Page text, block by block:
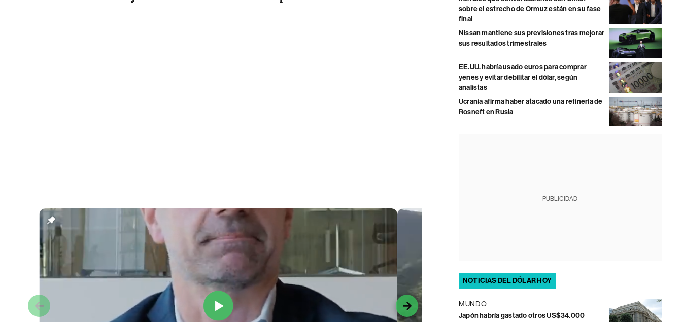
sobre el estrecho de Ormuz están en su fase
final
Nissan mantiene sus previsiones tras mejorar
sus resultados trimestrales
EE.UU. habría usado euros para comprar
yenes y evitar debilitar el dólar, según
analistas
Ucrania afirma haber atacado una refinería de
Rosneft en Rusia
PUBLICIDAD
NOTICIAS DEL DÓLAR HOY
MUNDO
Japón habría gastado otros US$34.000